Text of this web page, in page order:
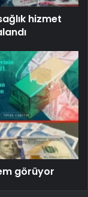
hizmet
görüyor